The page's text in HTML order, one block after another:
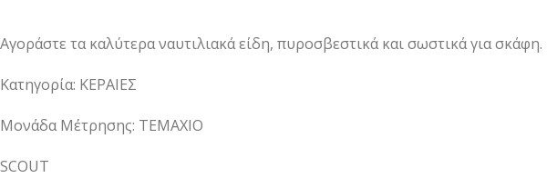
Αγοράστε τα καλύτερα ναυτιλιακά είδη, πυροσβεστικά και σωστικά για σκάφη.
Κατηγορία: ΚΕΡΑΙΕΣ
Μονάδα Μέτρησης: ΤΕΜΑΧΙΟ
SCOUT